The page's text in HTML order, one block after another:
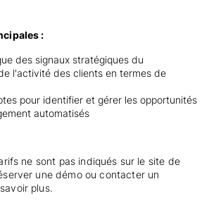
:
des signaux stratégiques du
l'activité des clients en termes de
pour identifier et gérer les opportunités
automatisés
ne sont pas indiqués sur le site de
une démo ou contacter un
plus.